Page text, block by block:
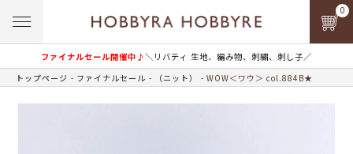
ファイナルセール開催中♪＼リバティ 生地、編み物、刺繍、刺し子／
0
トップページ ファイナルセール （ニット） WOW＜ワウ＞ col.884B★